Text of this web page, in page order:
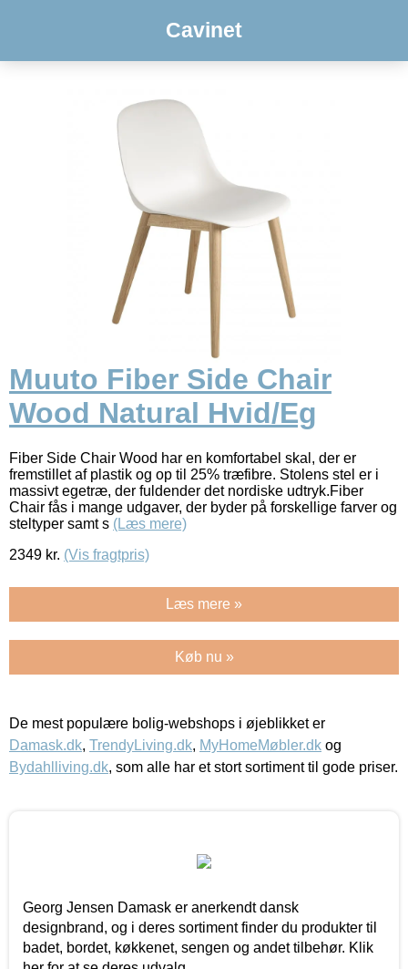
Cavinet
Muuto Fiber Side Chair
Wood Natural Hvid/Eg
Fiber Side Chair Wood har en komfortabel skal, der er
fremstillet af plastik og op til 25% træfibre. Stolens stel er i
massivt egetræ, der fuldender det nordiske udtryk.Fiber
Chair fås i mange udgaver, der byder på forskellige farver og
steltyper samt s (Læs mere)
2349 kr. (Vis fragtpris)
Læs mere »
Køb nu »
De mest populære bolig-webshops i øjeblikket er
Damask.dk, TrendyLiving.dk, MyHomeMøbler.dk og
Bydahlliving.dk, som alle har et stort sortiment til gode priser.
Georg Jensen Damask er anerkendt dansk
designbrand, og i deres sortiment finder du produkter til
badet, bordet, køkkenet, sengen og andet tilbehør. Klik